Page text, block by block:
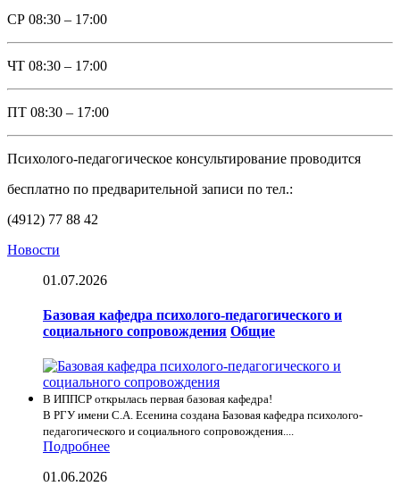
СР 08:30 – 17:00
ЧТ 08:30 – 17:00
ПТ 08:30 – 17:00
Психолого-педагогическое консультирование проводится
бесплатно по предварительной записи по тел.:
(4912) 77 88 42
Новости
01.07.2026
Базовая кафедра психолого-педагогического и
социального сопровождения Общие
В ИППСР открылась первая базовая кафедра!
В РГУ имени С.А. Есенина создана Базовая кафедра психолого-
педагогического и социального сопровождения....
Подробнее
01.06.2026